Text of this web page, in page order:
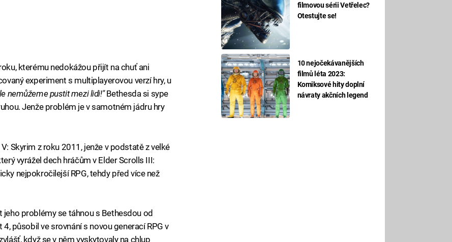
filmovou sérii Vetřelec?
Otestujte se!
10 nejočekávanějších
filmů léta 2023:
Komiksové hity doplní
návraty akčních legend
kterému nedokážou přijít na chuť ani
experiment s multiplayerovou verzí hry, u
nemůžeme pustit mezi lidi!"Bethesda si sype
Jenže problém je v samotném jádru hry
Skyrim z roku 2011, jenže v podstatě z velké
vyrážel dech hráčům v Elder Scrolls III:
nejpokročilejší RPG, tehdy před více než
problémy se táhnou s Bethesdou od
působil ve srovnání s novou generací RPG v
když se v něm vyskytovaly na chlup